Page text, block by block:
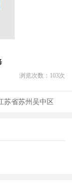
浏览次数： 103次
苏省苏州吴中区